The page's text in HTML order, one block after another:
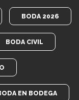
BODA 2026
BODA CIVIL
EN BODEGA